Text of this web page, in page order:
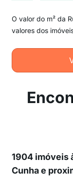
O valor do m² da
valores dos
1904 imóveis
Cunha e